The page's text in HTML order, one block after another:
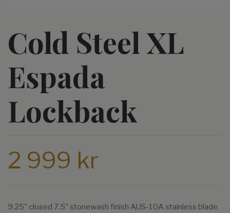
Cold Steel XL
Espada
Lockback
2 999 kr
9.25" closed 7.5" stonewash finish AUS-10A stainless blade